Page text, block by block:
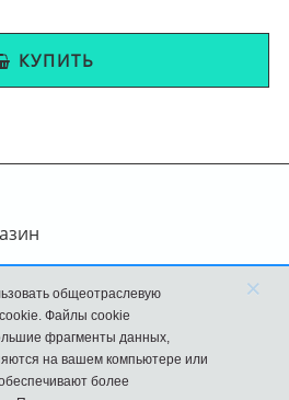
КУПИТЬ
общеотраслевую
Файлы cookie
фрагменты данных,
на вашем компьютере или
более
×